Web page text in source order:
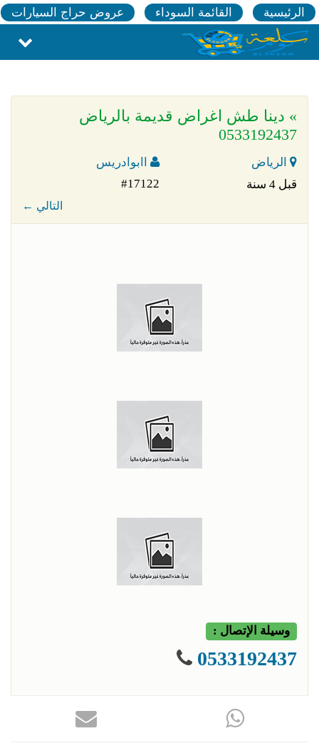
الرئيسية القائمة السوداء عروض حراج السيارات
» دينا طش اغراض قديمة بالرياض
0533192437
الرياض
اابوادريس
قبل 4 سنة
#17122
← التالي
وسيلة الإتصال :
0533192437